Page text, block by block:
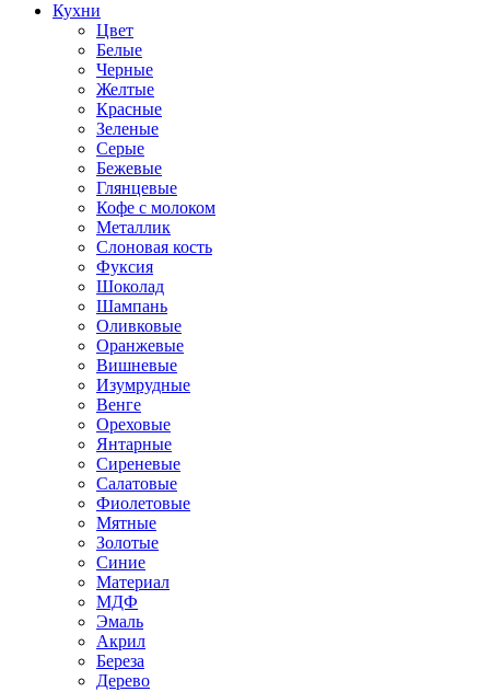
Кухни
Цвет
Белые
Черные
Желтые
Красные
Зеленые
Серые
Бежевые
Глянцевые
Кофе с молоком
Металлик
Слоновая кость
Фуксия
Шоколад
Шампань
Оливковые
Оранжевые
Вишневые
Изумрудные
Венге
Ореховые
Янтарные
Сиреневые
Салатовые
Фиолетовые
Мятные
Золотые
Синие
Материал
МДФ
Эмаль
Акрил
Береза
Дерево